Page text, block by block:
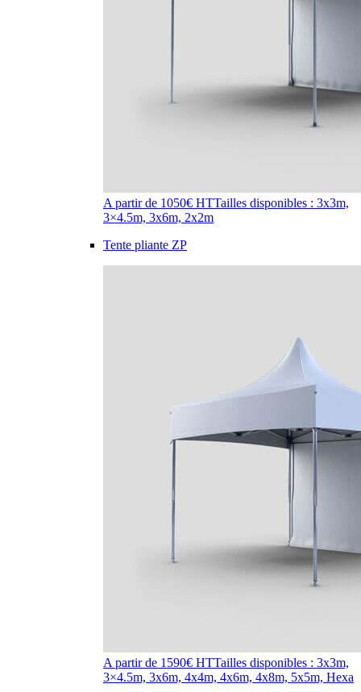
A partir de 1050€ HTTailles disponibles : 3x3m,
3×4.5m, 3x6m, 2x2m
Tente pliante ZP
A partir de 1590€ HTTailles disponibles : 3x3m,
3×4.5m, 3x6m, 4x4m, 4x6m, 4x8m, 5x5m, Hexa